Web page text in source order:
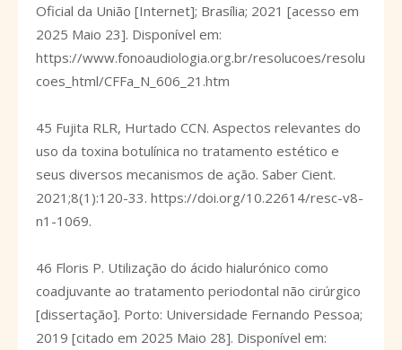
Oficial da União [Internet]; Brasília; 2021 [acesso em
2025 Maio 23]. Disponível em:
https://www.fonoaudiologia.org.br/resolucoes/resolu
coes_html/CFFa_N_606_21.htm
45 Fujita RLR, Hurtado CCN. Aspectos relevantes do
uso da toxina botulínica no tratamento estético e
seus diversos mecanismos de ação. Saber Cient.
2021;8(1):120-33. https://doi.org/10.22614/resc-v8-
n1-1069.
46 Floris P. Utilização do ácido hialurónico como
coadjuvante ao tratamento periodontal não cirúrgico
[dissertação]. Porto: Universidade Fernando Pessoa;
2019 [citado em 2025 Maio 28]. Disponível em: